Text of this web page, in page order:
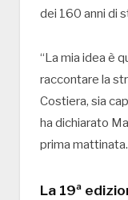
dei 160 anni di
“La mia idea è
raccontare la
Costiera, sia
ha dichiarato
prima mattinata.
La 19ª